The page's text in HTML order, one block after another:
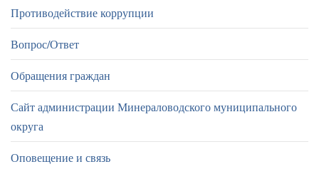
Противодействие коррупции
Вопрос/Ответ
Обращения граждан
Сайт администрации Минераловодского муниципального
округа
Оповещение и связь